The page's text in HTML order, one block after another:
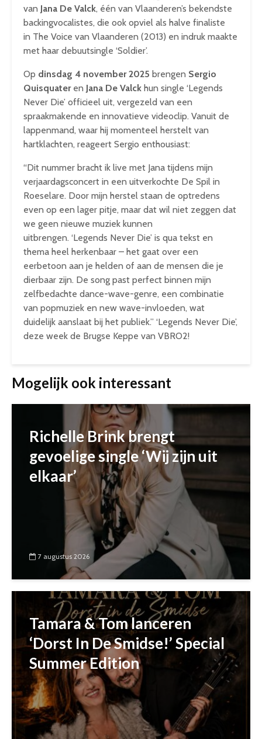
van Jana De Valck, één van Vlaanderen’s bekendste
backingvocalistes, die ook opviel als halve finaliste
in The Voice van Vlaanderen (2013) en indruk maakte
met haar debuutsingle ‘Soldier’.
Op dinsdag 4 november 2025 brengen Sergio
Quisquateren Jana De Valck hun single ‘Legends
Never Die’ officieel uit, vergezeld van een
spraakmakende en innovatieve videoclip. Vanuit de
lappenmand, waar hij momenteel herstelt van
hartklachten, reageert Sergio enthousiast:
“Dit nummer bracht ik live met Jana tijdens mijn
verjaardagsconcert in een uitverkochte De Spil in
Roeselare. Door mijn herstel staan de optredens
even op een lager pitje, maar dat wil niet zeggen dat
we geen nieuwe muziek kunnen
uitbrengen. ‘Legends Never Die’ is qua tekst en
thema heel herkenbaar – het gaat over een
eerbetoon aan je helden of aan de mensen die je
dierbaar zijn. De song past perfect binnen mijn
zelfbedachte dance-wave-genre, een combinatie
van popmuziek en new wave-invloeden, wat
duidelijk aanslaat bij het publiek.” ‘Legends Never Die’,
deze week de Brugse Keppe van VBRO2!
Mogelijk ook interessant
Richelle Brink brengt
gevoelige single ‘Wij zijn uit
elkaar’
7 augustus 2026
Tamara & Tom lanceren
‘Dorst In De Smidse!’ Special
Summer Edition